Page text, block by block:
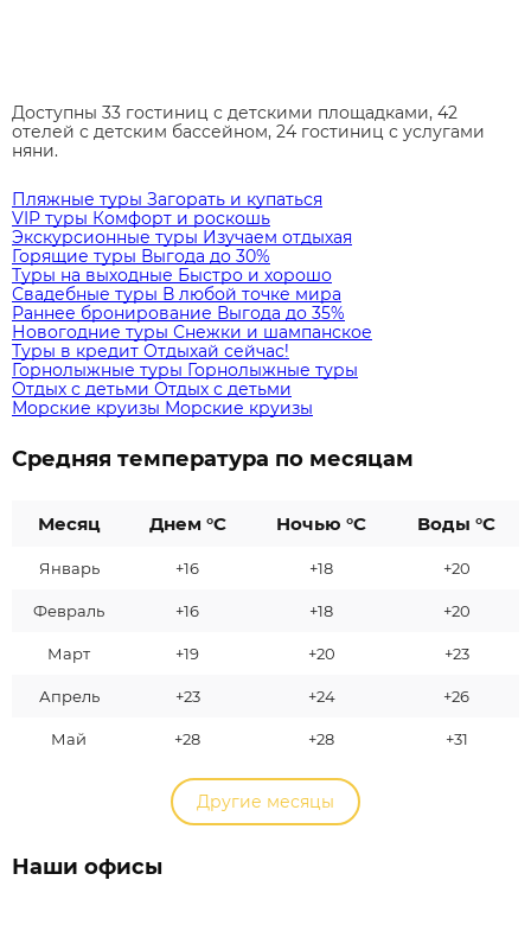
Доступны 33 гостиниц с детскими площадками, 42
отелей с детским бассейном, 24 гостиниц с услугами
няни.
Пляжные туры Загорать и купаться
VIP туры Комфорт и роскошь
Экскурсионные туры Изучаем отдыхая
Горящие туры Выгода до 30%
Туры на выходные Быстро и хорошо
Свадебные туры В любой точке мира
Раннее бронирование Выгода до 35%
Новогодние туры Снежки и шампанское
Туры в кредит Отдыхай сейчас!
Горнолыжные туры Горнолыжные туры
Отдых с детьми Отдых с детьми
Морские круизы Морские круизы
Средняя температура по месяцам
Месяц Днем °C Ночью °C Воды °C
Январь +16 +18 +20
Февраль +16 +18 +20
Март +19 +20 +23
Апрель +23 +24 +26
Май +28 +28 +31
Другие месяцы
Наши офисы